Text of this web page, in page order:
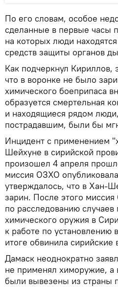
По его словам, особое
сделанные в первые часы
на которых люди
средств защиты органов
Как подчеркнул Кириллов,
что в воронке не было
химического боеприпаса
образуется смертельная
и находящиеся рядом
пострадавшим, были бы
Инцидент с применением
Шейхуне в сирийской
произошел 4 апреля
миссия ОЗХО
утверждалось, что в Хан-
зарин. После этого
по расследованию
химического оружия в
к работе по установлению
итоге обвинила сирийские
Дамаск неоднократно
не применял химоружие, а
были вывезены из страны